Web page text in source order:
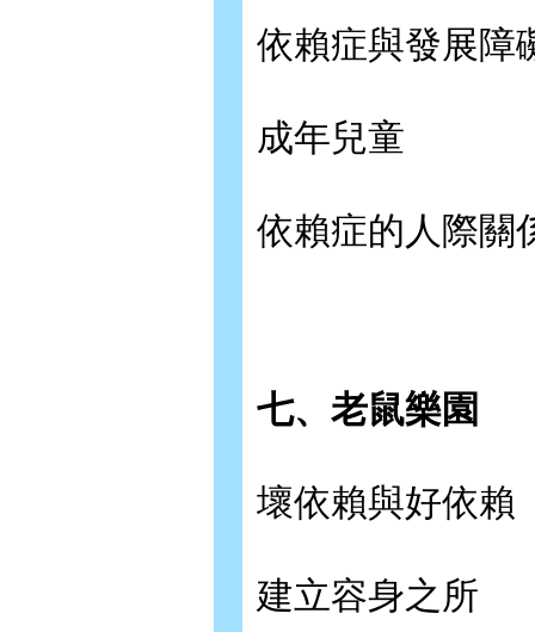
依賴症與發展障
成年兒童
依賴症的人際關
七、老鼠樂園
壞依賴與好依賴
建立容身之所